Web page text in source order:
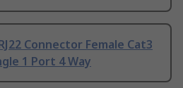
Connector Female Cat3
1 Port 4 Way